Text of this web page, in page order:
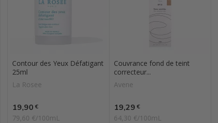
Contour des Yeux Défatigant
25ml
La Rosee
Prix
19,90 €
79,60 €/100mL
Couvrance fond de teint
correcteur...
Avene
Prix
19,29 €
64,30 €/100mL